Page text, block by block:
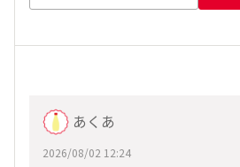
あくあ
2026/08/02 12:24